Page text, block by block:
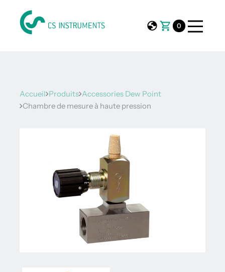
0
Accueil Produits Accessories Dew Point
Chambre de mesure à haute pression